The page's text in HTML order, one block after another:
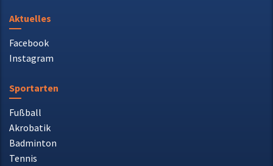
Aktuelles
Facebook
Sportarten
Fußball
Akrobatik
Badminton